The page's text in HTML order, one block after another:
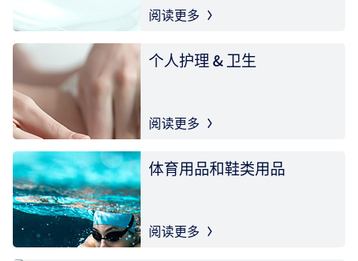
阅读更多
个人护理 & 卫生
阅读更多
体育用品和鞋类用品
阅读更多